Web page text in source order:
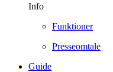
Info
Funktioner
Presseomtale
Guide